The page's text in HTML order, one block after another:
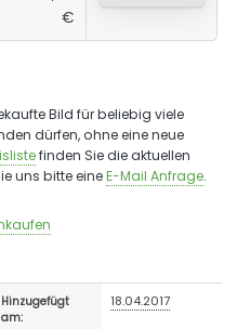
€
Bild für beliebig viele
dürfen, ohne eine neue
finden Sie die aktuellen
uns bitte eineE-Mail Anfrage.
Hinzugefügt
am:
18.04.2017